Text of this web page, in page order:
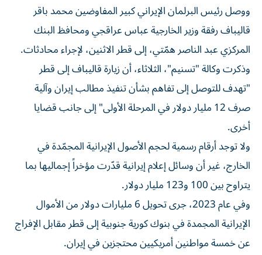
ووصل رئيس البرلمان الإيراني كبير المفاوضين محمد باقر
قاليباف رفقة وزير الخارجية عباس عراقجي ومحافظ البنك
المركزي عبد الناصر همّتي، إلى قطر الاثنين، لإجراء محادثات.
وذكرت وكالة "تسنيم"، الثلاثاء، أن زيارة قاليباف إلى قطر
"تهدف للتوصل إلى تفاهم بشأن تنفيذ مطالب إيران وآلية
صرف 12 مليار دولار في المرحلة الأولى" إلى جانب قضايا
أخرى.
ولا توجد أرقام رسمية لحجم الأصول الإيرانية المجمّدة في
الخارج، غير أن وسائل إعلام إيرانية قدّرت مؤخراً إجماليها بما
يتراوح بين 100 و123 مليار دولار.
وفي عام 2023، جرى تحويل 6 مليارات دولار من الأموال
الإيرانية المجمدة في بنوك كورية جنوبية إلى قطر مقابل الإفراج
عن خمسة مواطنين أمريكيين محتجزين في إيران.